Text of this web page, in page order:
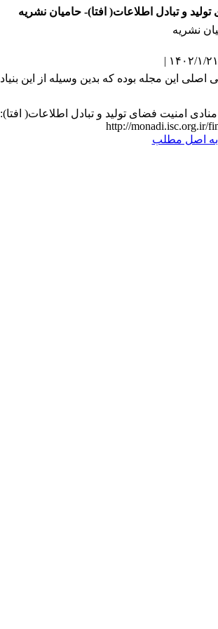
و تبادل اطلاعات( افتا)- حامیان نشریه
نشریه
حامی اصلی این مجله بوده که بدین وسیله از این بنیاد
امنیت فضای تولید و تبادل اطلاعات( افتا):
http://monadi.isc.org.ir/
اصل مطلب